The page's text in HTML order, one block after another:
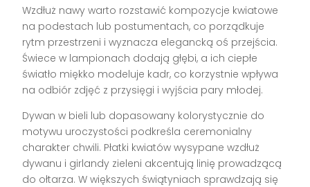
Wzdłuż nawy warto rozstawić kompozycje kwiatowe
na podestach lub postumentach, co porządkuje
rytm przestrzeni i wyznacza elegancką oś przejścia.
Świece w lampionach dodają głębi, a ich ciepłe
światło miękko modeluje kadr, co korzystnie wpływa
na odbiór zdjęć z przysięgi i wyjścia pary młodej.
Dywan w bieli lub dopasowany kolorystycznie do
motywu uroczystości podkreśla ceremonialny
charakter chwili. Płatki kwiatów wysypane wzdłuż
dywanu i girlandy zieleni akcentują linię prowadzącą
do ołtarza. W większych świątyniach sprawdzają się